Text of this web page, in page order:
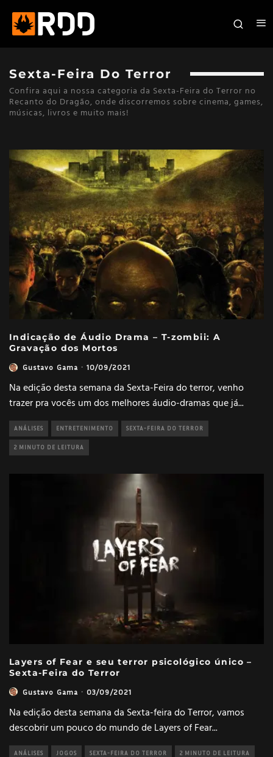
Sexta-Feira Do Terror
Confira aqui a nossa categoria da Sexta-Feira do Terror no
Recanto do Dragão, onde discorremos sobre cinema, games,
músicas, livros e muito mais!
Indicação de Áudio Drama – T-zombii: A
Gravação dos Mortos
Gustavo Gama · 10/09/2021
Na edição desta semana da Sexta-Feira do terror, venho
trazer pra vocês um dos melhores áudio-dramas que já...
ANÁLISES ENTRETENIMENTO SEXTA-FEIRA DO TERROR
2 MINUTO DE LEITURA
Layers of Fear e seu terror psicológico único –
Sexta-Feira do Terror
Gustavo Gama · 03/09/2021
Na edição desta semana da Sexta-feira do Terror, vamos
descobrir um pouco do mundo de Layers of Fear...
ANÁLISES JOGOS SEXTA-FEIRA DO TERROR 2 MINUTO DE LEITURA